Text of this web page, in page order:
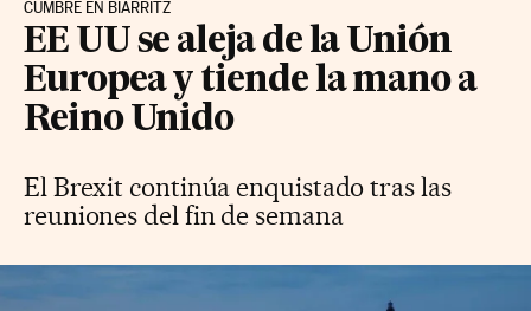
CUMBRE EN BIARRITZ
EE UU se aleja de la Unión
Europea y tiende la mano a
Reino Unido
El Brexit continúa enquistado tras las
reuniones del fin de semana